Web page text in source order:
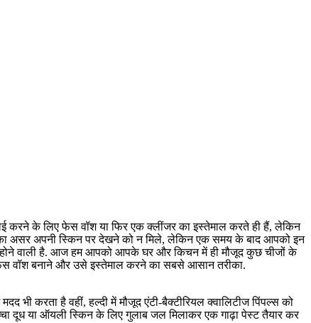
करने के लिए फेस वॉश या फिर एक क्लींजर का इस्तेमाल करते ही हैं, लेकिन
असर अपनी स्किन पर देखने को न मिले, लेकिन एक समय के बाद आपको इन
वाली है. आज हम आपको आपके घर और किचन में ही मौजूद कुछ चीजों के
वॉश बनाने और उसे इस्तेमाल करने का सबसे आसान तरीका.
भी करता है वहीं, हल्दी में मौजूद एंटी-बैक्टीरियल क्वालिटीज पिंपल्स को
दूध या ऑयली स्किन के लिए गुलाब जल मिलाकर एक गाढ़ा पेस्ट तैयार कर